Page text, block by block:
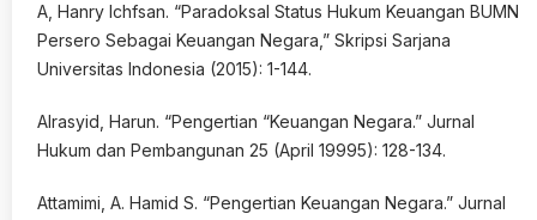
A, Hanry Ichfsan. “Paradoksal Status Hukum Keuangan BUMN
Persero Sebagai Keuangan Negara,” Skripsi Sarjana
Universitas Indonesia (2015): 1-144.
Alrasyid, Harun. “Pengertian “Keuangan Negara.” Jurnal
Hukum dan Pembangunan 25 (April 19995): 128-134.
Attamimi, A. Hamid S. “Pengertian Keuangan Negara.” Jurnal